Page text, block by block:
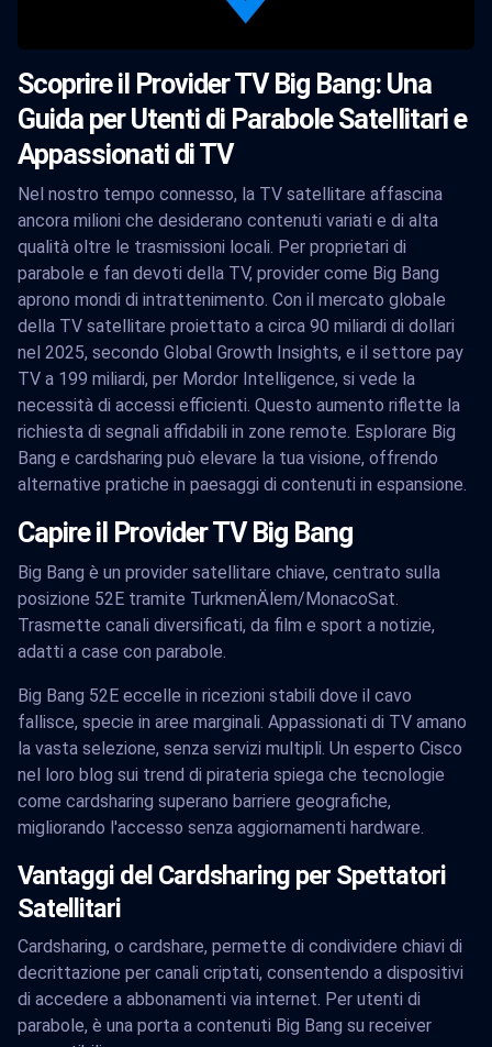
Scoprire il Provider TV Big Bang: Una
Guida per Utenti di Parabole Satellitari e
Appassionati di TV
Nel nostro tempo connesso, la TV satellitare affascina
ancora milioni che desiderano contenuti variati e di alta
qualità oltre le trasmissioni locali. Per proprietari di
parabole e fan devoti della TV, provider come Big Bang
aprono mondi di intrattenimento. Con il mercato globale
della TV satellitare proiettato a circa 90 miliardi di dollari
nel 2025, secondo Global Growth Insights, e il settore pay
TV a 199 miliardi, per Mordor Intelligence, si vede la
necessità di accessi efficienti. Questo aumento riflette la
richiesta di segnali affidabili in zone remote. Esplorare Big
Bang e cardsharing può elevare la tua visione, offrendo
alternative pratiche in paesaggi di contenuti in espansione.
Capire il Provider TV Big Bang
Big Bang è un provider satellitare chiave, centrato sulla
posizione 52E tramite TurkmenÄlem/MonacoSat.
Trasmette canali diversificati, da film e sport a notizie,
adatti a case con parabole.
Big Bang 52E eccelle in ricezioni stabili dove il cavo
fallisce, specie in aree marginali. Appassionati di TV amano
la vasta selezione, senza servizi multipli. Un esperto Cisco
nel loro blog sui trend di pirateria spiega che tecnologie
come cardsharing superano barriere geografiche,
migliorando l'accesso senza aggiornamenti hardware.
Vantaggi del Cardsharing per Spettatori
Satellitari
Cardsharing, o cardshare, permette di condividere chiavi di
decrittazione per canali criptati, consentendo a dispositivi
di accedere a abbonamenti via internet. Per utenti di
parabole, è una porta a contenuti Big Bang su receiver